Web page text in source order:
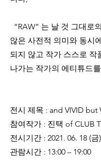
않은 사전적 의미와 동시
되지 않고 작가 스스로 작
나가는 작가의 에티튜드
전시 제목 : and VIVID but
참여작가 : 진택 of CLUB
전시기간 : 2021. 06. 18 (금
관람시간 : 13:00 – 19:00